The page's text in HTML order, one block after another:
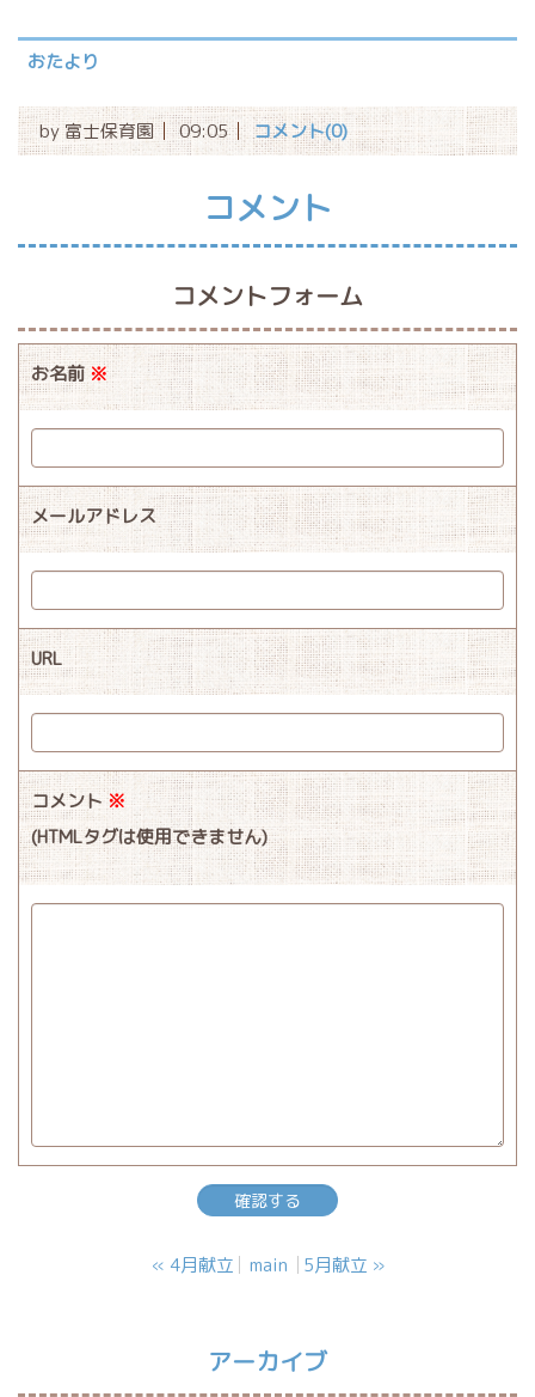
おたより
by富士保育園 09:05 コメント(0)
コメント
コメントフォーム
お名前※
メールアドレス
URL
コメント※
(HTMLタグは使用できません)
« 4月献立 main 5月献立 »
アーカイブ